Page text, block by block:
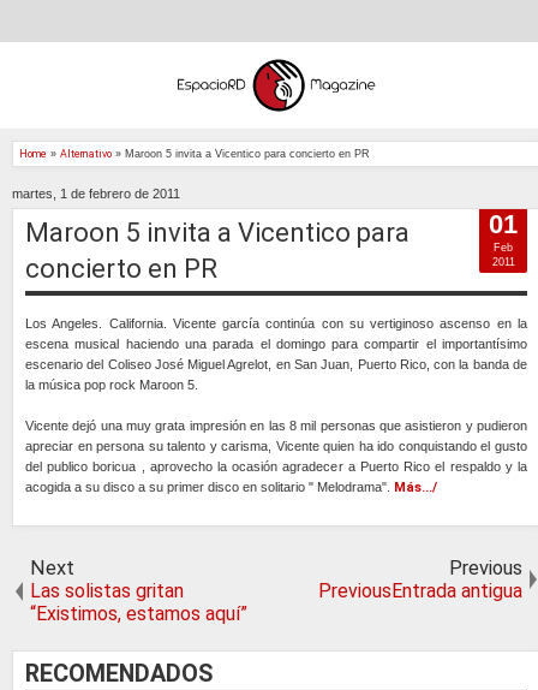
Home » Alternativo » Maroon 5 invita a Vicentico para concierto en PR
martes, 1 de febrero de 2011
Maroon 5 invita a Vicentico para
concierto en PR
Los Angeles. California. Vicente garcía continúa con su vertiginoso ascenso en la
escena musical haciendo una parada el domingo para compartir el importantísimo
escenario del Coliseo José Miguel Agrelot, en San Juan, Puerto Rico, con la banda de
la música pop rock Maroon 5.
Vicente dejó una muy grata impresión en las 8 mil personas que asistieron y pudieron
apreciar en persona su talento y carisma, Vicente quien ha ido conquistando el gusto
del publico boricua , aprovecho la ocasión agradecer a Puerto Rico el respaldo y la
acogida a su disco a su primer disco en solitario " Melodrama". Más.../
01
Feb
2011
Next
Las solistas gritan
“Existimos, estamos aquí”
Previous
PreviousEntrada antigua
RECOMENDADOS